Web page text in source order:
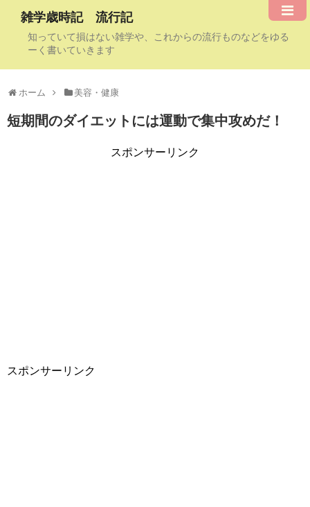
雑学歳時記 流行記
知っていて損はない雑学や、これからの流行ものなどをゆる
ーく書いていきます
ホーム 美容・健康
短期間のダイエットには運動で集中攻めだ！
スポンサーリンク
スポンサーリンク